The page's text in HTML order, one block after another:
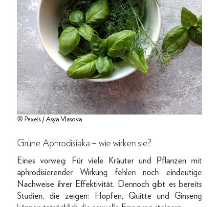
© Pexels / Asya Vlasova
Grüne Aphrodisiaka – wie wirken sie?
Eines vorweg: Für viele Kräuter und Pflanzen mit
aphrodisierender Wirkung fehlen noch eindeutige
Nachweise ihrer Effektivität. Dennoch gibt es bereits
Studien, die zeigen: Hopfen, Quitte und Ginseng